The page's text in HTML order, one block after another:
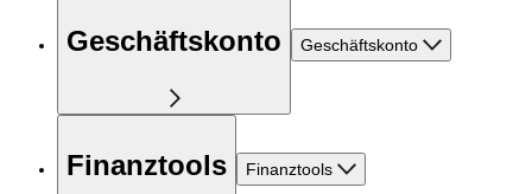
Geschäftskonto Geschäftskonto
Finanztools Finanztools